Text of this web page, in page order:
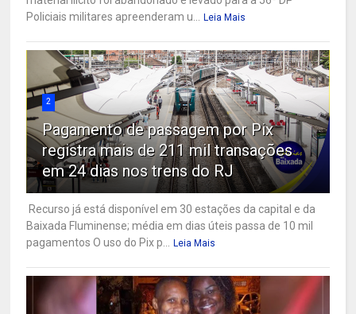
Policiais militares apreenderam u... Leia Mais
2
Pagamento de passagem por Pix
registra mais de 211 mil transações
em 24 dias nos trens do RJ
Recurso já está disponível em 30 estações da capital e da
Baixada Fluminense; média em dias úteis passa de 10 mil
pagamentos O uso do Pix p... Leia Mais